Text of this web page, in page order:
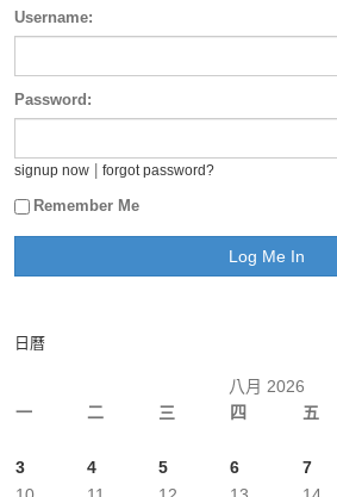
Username:
Password:
signup now forgot password?
Remember Me
日曆
八月 2026
一
二 三 四 五
3
4 5 6 7